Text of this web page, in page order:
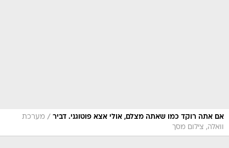
אם אתה רוקד כמו שאתה מצלם, אולי אצא פוטוגני. דביר / מערכת
וואלה, צילום מסך